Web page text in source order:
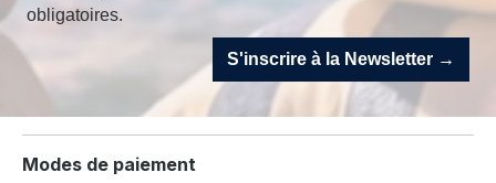
obligatoires.
S'inscrire à la Newsletter →
Modes de paiement